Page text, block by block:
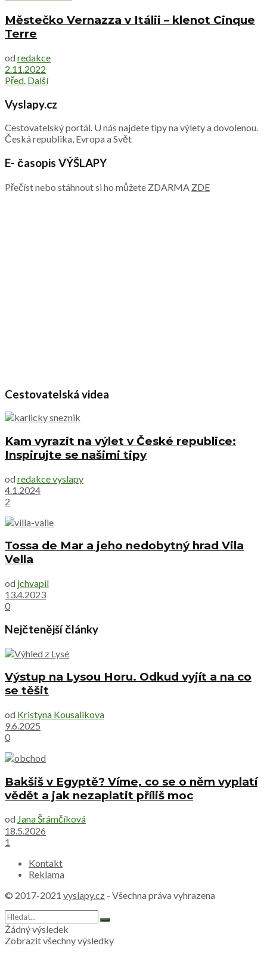
Městečko Vernazza v Itálii – klenot Cinque
Terre
od redakce
2.11.2022
Před. Další
Vyslapy.cz
Cestovatelský portál. U nás najdete tipy na výlety a dovolenou.
Česká republika, Evropa a Svět
E- časopis VÝŠLAPY
Přečíst nebo stáhnout si ho můžete ZDARMA ZDE
Cestovatelská videa
Kam vyrazit na výlet v České republice:
Inspirujte se našimi tipy
od redakce vyslapy
4.1.2024
2
Tossa de Mar a jeho nedobytný hrad Vila
Vella
od jchvapil
13.4.2023
0
Nejčtenější články
Výstup na Lysou Horu. Odkud vyjít a na co
se těšit
od Kristyna Kousalikova
9.6.2025
0
Bakšiš v Egyptě? Víme, co se o něm vyplatí
vědět a jak nezaplatit příliš moc
od Jana Šrámčíková
18.5.2026
1
Kontakt
Reklama
© 2017-2021 vyslapy.cz - Všechna práva vyhrazena
Žádný výsledek
Zobrazit všechny výsledky